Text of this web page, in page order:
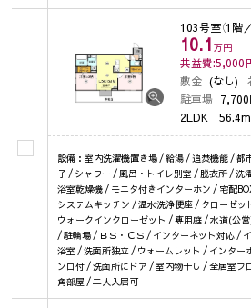
103号室（1階
10.1 万円
共益費:5,000
敷金 (なし)
駐車場 7,700
2LDK
設備：室内洗濯機置き場 / 給湯 / 追焚機能 / 都
子 / シャワー / 風呂・トイレ別室 / 脱衣所 / 洗
浴室乾燥機 / モニタ付きインターホン / 宅配
システムキッチン / 温水洗浄便座 / クローゼ
ウォークインクローゼット / 専用庭 / 水道(公
/ 駐輪場 / ＢＳ・ＣＳ / インターネット対応 /
浴室 / 洗面所独立 / ウォームレット / インター
ンロ付 / 洗面所にドア / 室内物干し / 全居室
角部屋 / 二人入居可